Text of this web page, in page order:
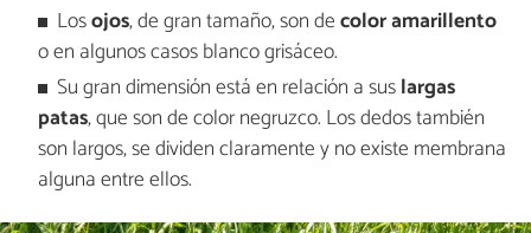
Losojos, de gran tamaño, son decolor amarillento
o en algunos casos blanco grisáceo.
Su gran dimensión está en relación a suslargas
patas, que son de color negruzco. Los dedos también
son largos, se dividen claramente y no existe membrana
alguna entre ellos.